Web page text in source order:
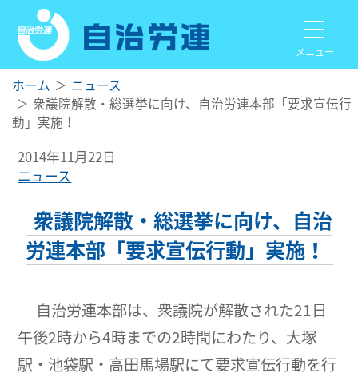
メニュー
ホーム
ニュース
衆議院解散・総選挙に向け、自治労連本部「要求宣伝行
動」実施！
2014年11月22日
ニュース
衆議院解散・総選挙に向け、自治
労連本部「要求宣伝行動」実施！
自治労連本部は、衆議院が解散された21日
午後2時から4時までの2時間にわたり、大塚
駅・池袋駅・高田馬場駅にて要求宣伝行動を行